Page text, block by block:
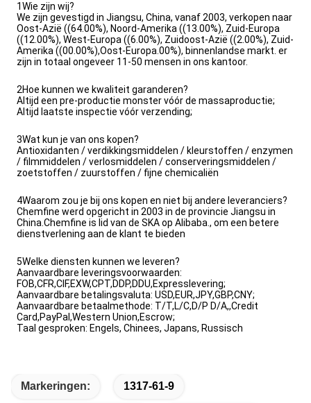
1Wie zijn wij?
We zijn gevestigd in Jiangsu, China, vanaf 2003, verkopen naar
Oost-Azië ((64.00%), Noord-Amerika ((13.00%), Zuid-Europa
((12.00%), West-Europa ((6.00%), Zuidoost-Azië ((2.00%), Zuid-
Amerika ((00.00%),Oost-Europa.00%), binnenlandse markt. er
zijn in totaal ongeveer 11-50 mensen in ons kantoor.
2Hoe kunnen we kwaliteit garanderen?
Altijd een pre-productie monster vóór de massaproductie;
Altijd laatste inspectie vóór verzending;
3Wat kun je van ons kopen?
Antioxidanten / verdikkingsmiddelen / kleurstoffen / enzymen
/ filmmiddelen / verlosmiddelen / conserveringsmiddelen /
zoetstoffen / zuurstoffen / fijne chemicaliën
4Waarom zou je bij ons kopen en niet bij andere leveranciers?
Chemfine werd opgericht in 2003 in de provincie Jiangsu in
China.Chemfine is lid van de SKA op Alibaba., om een betere
dienstverlening aan de klant te bieden
5Welke diensten kunnen we leveren?
Aanvaardbare leveringsvoorwaarden:
FOB,CFR,CIF,EXW,CPT,DDP,DDU,Expresslevering;
Aanvaardbare betalingsvaluta: USD,EUR,JPY,GBP,CNY;
Aanvaardbare betaalmethode: T/T,L/C,D/P D/A,,Credit
Card,PayPal,Western Union,Escrow;
Taal gesproken: Engels, Chinees, Japans, Russisch
Markeringen: 1317-61-9